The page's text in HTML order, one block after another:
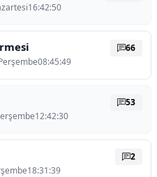
66
53
2